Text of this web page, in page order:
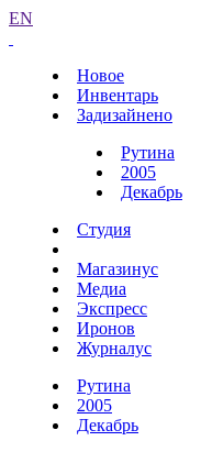
EN
Новое
Инвентарь
Задизайнено
Рутина
2005
Декабрь
Студия
Магазинус
Медиа
Экспресс
Иронов
Журналус
Рутина
2005
Декабрь